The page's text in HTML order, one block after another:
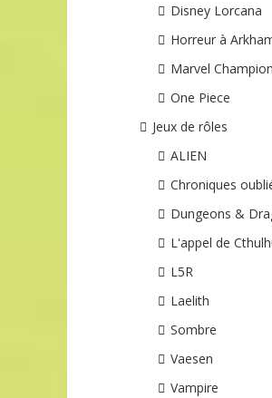
Disney Lorcana
Horreur à
Marvel
One Piece
Jeux de rôles
ALIEN
Chroniques
Dungeons &
L'appel de
L5R
Laelith
Sombre
Vaesen
Vampire